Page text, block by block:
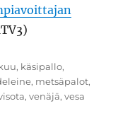
, käsipallo,
, metsäpalot,
,venäjä,vesa